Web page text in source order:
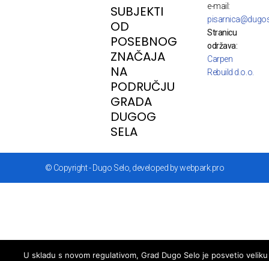
SUBJEKTI
OD
POSEBNOG
ZNAČAJA
NA
PODRUČJU
GRADA
DUGOG
SELA
e-mail:
Stranicu
održava:
Carpen
Rebuild d.o.o.
© Copyright - Dugo Selo, developed by webpark.pro
U skladu s novom regulativom, Grad Dugo Selo je posvetio veliku